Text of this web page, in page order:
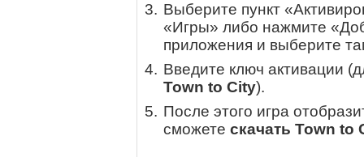
Выберите пункт
«Игры» либо нажмите
приложения и выберите
Введите ключ активации
Town to City).
После этого игра
сможете скачать Town to